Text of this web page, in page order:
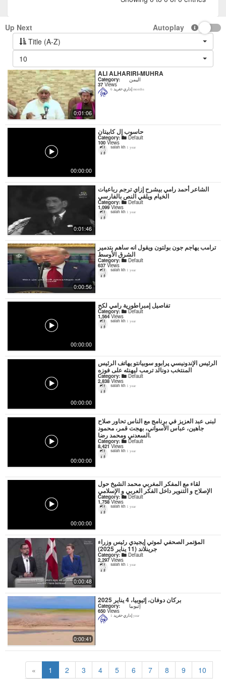
Up Next
Autoplay
Title (A-Z)
10
0:01:06
ALI ALHARIRI-MUHRA
Category: اليمن
37Views
إداري-تغريد 6 months
00:00:00
حاسوب إل كابيتان
Category: Default
100 Views
salah kh 1 year
0:01:46
‏الشاعر أحمد رامي بيشرح إزاي ترجم رباعيات
الخيام ويلقي النص بالفارسي
Category: Default
1,099Views
salah kh 1 year
0:00:56
ترامب يهاجم جون بولتون ويقول انه ساهم بتدمير
الشرق الأوسط
Category: Default
637Views
salah kh 1 year
00:00:00
تفاصيل إمبراطورية رامي لكح
Category: Default
1,564Views
salah kh 1 year
00:00:00
الرئيس الإندونيسي پرابوو سوبيانتو يهاتف الرئيس
المنتخب دونالد ترمب ليهنئه على فوزه
Category: Default
2,838Views
salah kh 1 year
00:00:00
لبنى عبد العزيز في برنامج مع الناس تحاور صلاح
جاهين، عباس الأسواني، بهجت قمر، محمود
السعدني ومحمد رضا.
Category: Default
8,421Views
salah kh 1 year
00:00:00
لقاء مع المفكر المغربي محمد الشيخ حول
الإصلاح و التنوير داخل الفكر العربي و الإسلامي
Category: Default
1,758Views
salah kh 1 year
0:00:48
المؤتمر الصحفي لموتي إيجيدي رئيس وزراء
جرينلاند (11 يناير 2025)
Category: Default
2,297Views
salah kh 1 year
0:00:41
بركان دوفان، إثيوبيا، 4 يناير 2025
Category: إثيوبيا
650 Views
إداري-تغريد 1 year
« 1 2 3 4 5 6 7 8 9 10